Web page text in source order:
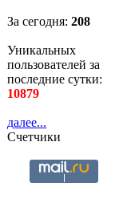
За сегодня: 208
Уникальных
пользователей за
последние сутки:
10879
далее...
Счетчики